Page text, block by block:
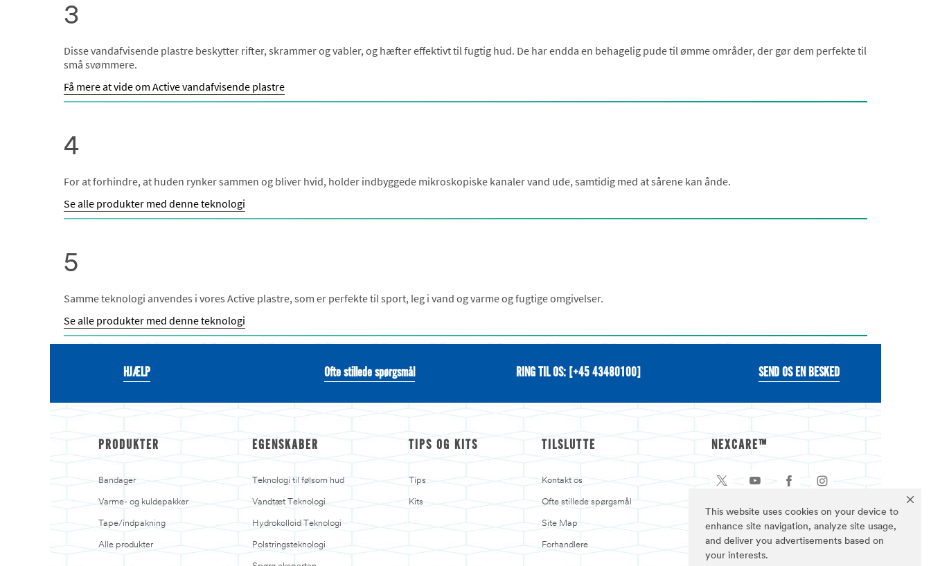
This website uses cookies on your device to
enhance site navigation, analyze site usage,
and deliver you advertisements based on
your interests.
3
Disse vandafvisende plastre beskytter rifter, skrammer og vabler, og hæfter effektivt til fugtig hud. De har endda en behagelig pude til ømme områder, der gør dem perfekte til
små svømmere.
Få mere at vide om Active vandafvisende plastre
4
For at forhindre, at huden rynker sammen og bliver hvid, holder indbyggede mikroskopiske kanaler vand ude, samtidig med at sårene kan ånde.
Se alle produkter med denne teknologi
5
Samme teknologi anvendes i vores Active plastre, som er perfekte til sport, leg i vand og varme og fugtige omgivelser.
Se alle produkter med denne teknologi
HJÆLP Ofte stillede spørgsmål RING TIL OS: [+45 43480100] SEND OS EN BESKED
PRODUKTER
Bandager
Varme- og kuldepakker
Tape/indpakning
Alle produkter
EGENSKABER
Teknologi til følsom hud
Vandtæt Teknologi
Hydrokolloid Teknologi
Polstringsteknologi
TIPS OG KITS
Tips
Kits
TILSLUTTE
Kontakt os
Ofte stillede spørgsmål
Site Map
Forhandlere
NEXCARE™